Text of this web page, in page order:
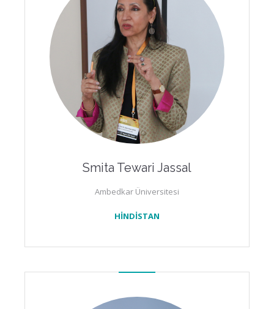
Smita Tewari Jassal
Ambedkar Üniversitesi
HİNDİSTAN